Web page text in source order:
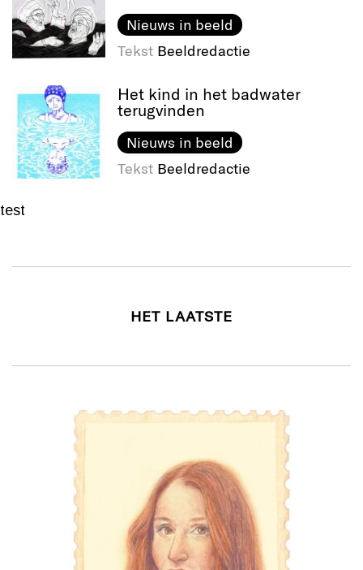
Nieuws in beeld
Tekst Beeldredactie
Het kind in het badwater
terugvinden
Nieuws in beeld
Tekst Beeldredactie
test
HET LAATSTE